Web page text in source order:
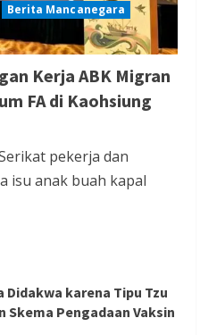
dan Budaya
Tapak
Sinergi Jaga
Berita Mancanegara
Kerja ABK Migran
FA di Kaohsiung
pekerja dan
isu anak buah kapal
Didakwa karena Tipu Tzu
Skema Pengadaan Vaksin